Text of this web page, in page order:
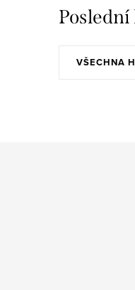
VŠECHNA